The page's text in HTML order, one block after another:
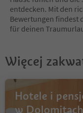
10
11
13
14
16
entdecken. Mit den
Bewertungen findest
für deinen
Więcej
Hotele i
w Dolomitach